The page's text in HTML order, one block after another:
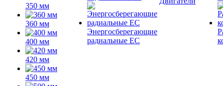
350 мм
360 мм
400 мм
420 мм
450 мм
Энергосберегающие
радиальные EC